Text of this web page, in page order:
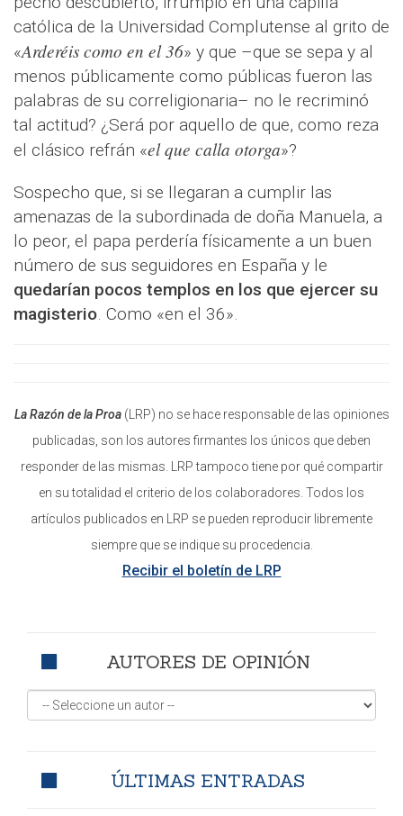
católica de la Universidad Complutense al grito de
»Arderéis como en el 36» y que –que se sepa y al
menos públicamente como públicas fueron las
palabras de su correligionaria– no le recriminó
tal actitud? ¿Será por aquello de que, como reza
el clásico refrán «el que calla otorga«?
Sospecho que, si se llegaran a cumplir las
amenazas de la subordinada de doña Manuela, a
lo peor, el papa perdería físicamente a un buen
número de sus seguidores en España y le
quedarían pocos templos en los que ejercer su
magisterio. Como «en el 36».
La Razón de la Proa(LRP) no se hace responsable de las opiniones
publicadas, son los autores firmantes los únicos que deben
responder de las mismas. LRP tampoco tiene por qué compartir
en su totalidad el criterio de los colaboradores. Todos los
artículos publicados en LRP se pueden reproducir libremente
siempre que se indique su procedencia.
Recibir el boletín de LRP
AUTORES DE OPINIÓN
ÚLTIMAS ENTRADAS